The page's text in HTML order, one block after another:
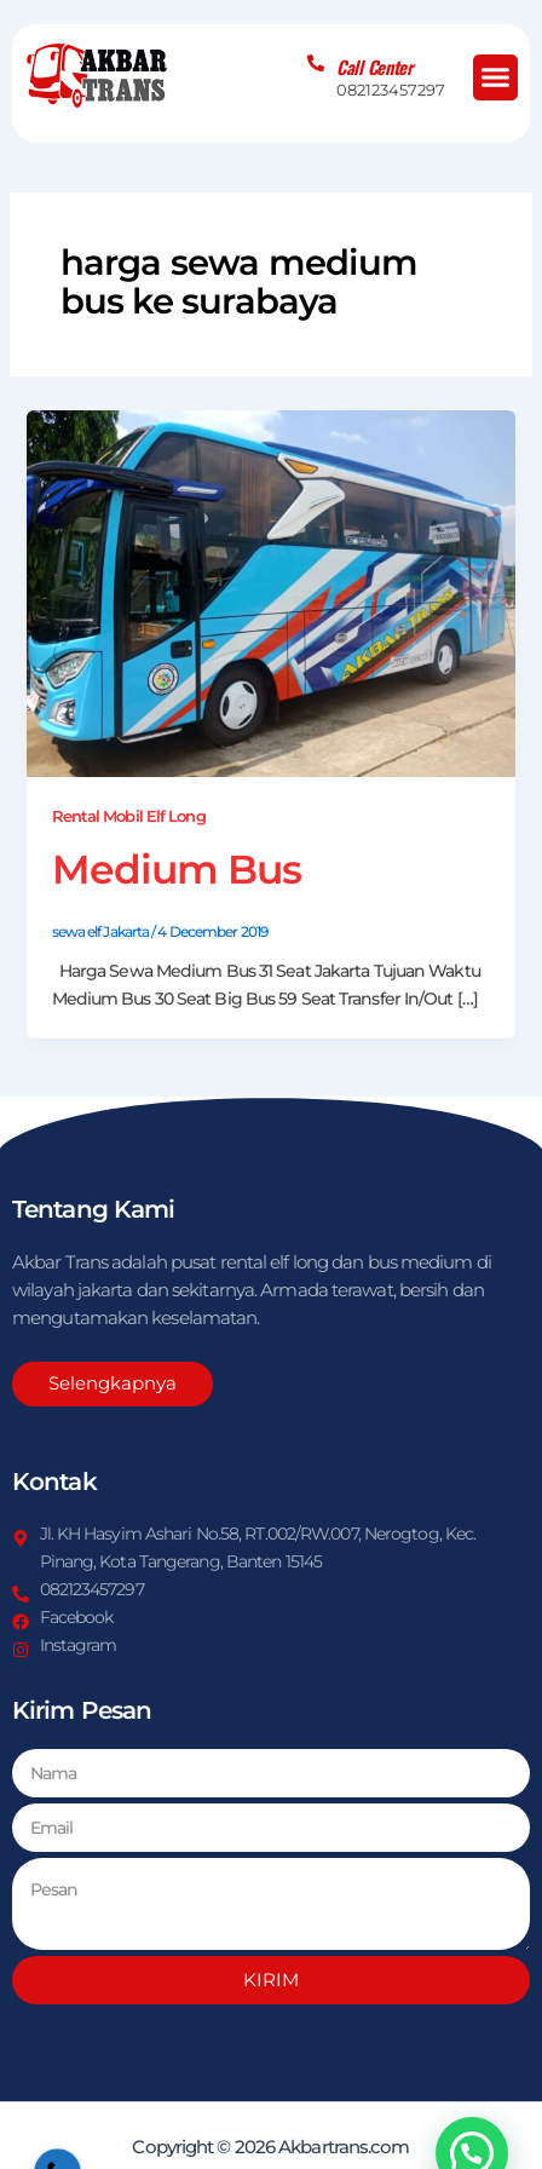
content
Call Center
082123457297
harga sewa medium
bus ke surabaya
Rental Mobil Elf Long
Medium Bus
sewa elf Jakarta/4 December 2019
Harga Sewa Medium Bus 31 Seat Jakarta Tujuan Waktu
Medium Bus 30 Seat Big Bus 59 Seat Transfer In/Out […]
Tentang Kami
Akbar Trans adalah pusat rental elf long dan bus medium di
wilayah jakarta dan sekitarnya. Armada terawat, bersih dan
mengutamakan keselamatan.
Selengkapnya
Kontak
Jl. KH Hasyim Ashari No.58, RT.002/RW.007, Nerogtog, Kec.
Pinang, Kota Tangerang, Banten 15145
082123457297
Facebook
Instagram
Kirim Pesan
KIRIM
Copyright © 2026 Akbartrans.com